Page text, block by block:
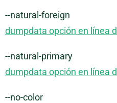
--natural-foreign
dumpdata opción en línea
--natural-primary
dumpdata opción en línea
--no-color